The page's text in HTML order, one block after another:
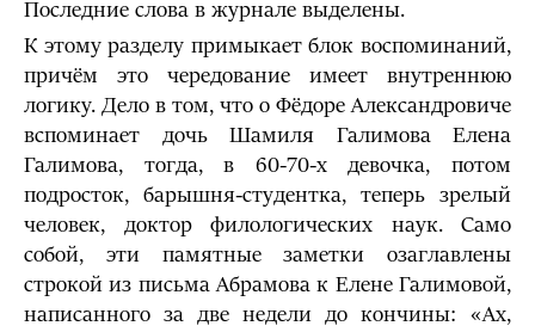
Последние слова в журнале выделены.
К этому разделу примыкает блок воспоминаний,
причём это чередование имеет внутреннюю
логику. Дело в том, что о Фёдоре Александровиче
вспоминает дочь Шамиля Галимова Елена
Галимова, тогда, в 60-70-х девочка, потом
подросток, барышня-студентка, теперь зрелый
человек, доктор филологических наук. Само
собой, эти памятные заметки озаглавлены
строкой из письма Абрамова к Елене Галимовой,
написанного за две недели до кончины: «Ах,